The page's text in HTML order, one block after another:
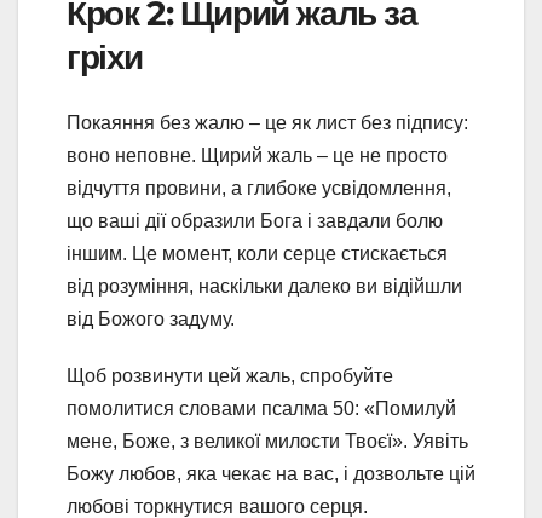
Крок 2: Щирий жаль за
гріхи
Покаяння без жалю – це як лист без підпису:
воно неповне. Щирий жаль – це не просто
відчуття провини, а глибоке усвідомлення,
що ваші дії образили Бога і завдали болю
іншим. Це момент, коли серце стискається
від розуміння, наскільки далеко ви відійшли
від Божого задуму.
Щоб розвинути цей жаль, спробуйте
помолитися словами псалма 50: «Помилуй
мене, Боже, з великої милости Твоєї». Уявіть
Божу любов, яка чекає на вас, і дозвольте цій
любові торкнутися вашого серця.